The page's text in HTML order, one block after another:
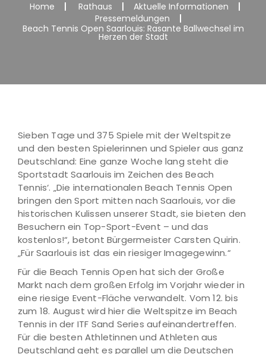
Home Rathaus
Aktuelle Informationen
Pressemeldungen
Beach Tennis Open Saarlouis: Rasante Ballwechsel im
Herzen der Stadt
Sieben Tage und 375 Spiele mit der Weltspitze
und den besten Spielerinnen und Spieler aus ganz
Deutschland: Eine ganze Woche lang steht die
Sportstadt Saarlouis im Zeichen des Beach
Tennis‘. „Die internationalen Beach Tennis Open
bringen den Sport mitten nach Saarlouis, vor die
historischen Kulissen unserer Stadt, sie bieten den
Besuchern ein Top-Sport-Event – und das
kostenlos!“, betont Bürgermeister Carsten Quirin.
„Für Saarlouis ist das ein riesiger Imagegewinn.“
Für die Beach Tennis Open hat sich der Große
Markt nach dem großen Erfolg im Vorjahr wieder in
eine riesige Event-Fläche verwandelt. Vom 12. bis
zum 18. August wird hier die Weltspitze im Beach
Tennis in der ITF Sand Series aufeinandertreffen.
Für die besten Athletinnen und Athleten aus
Deutschland geht es parallel um die Deutschen